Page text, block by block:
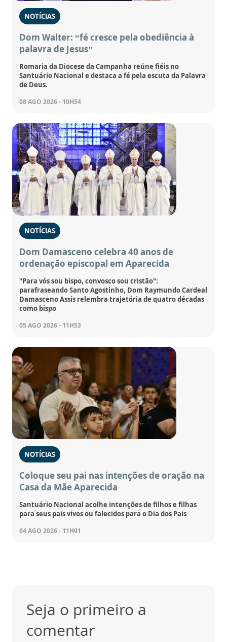
NOTÍCIAS
Dom Walter: “fé cresce pela obediência à
palavra de Jesus”
Romaria da Diocese da Campanha reúne fiéis no
Santuário Nacional e destaca a fé pela escuta da Palavra
de Deus.
08 AGO 2026 - 10H54
NOTÍCIAS
Dom Damasceno celebra 40 anos de
ordenação episcopal em Aparecida
"Para vós sou bispo, convosco sou cristão":
parafraseando Santo Agostinho, Dom Raymundo Cardeal
Damasceno Assis relembra trajetória de quatro décadas
como bispo
05 AGO 2026 - 11H53
NOTÍCIAS
Coloque seu pai nas intenções de oração na
Casa da Mãe Aparecida
Santuário Nacional acolhe intenções de filhos e filhas
para seus pais vivos ou falecidos para o Dia dos Pais
04 AGO 2026 - 11H01
Seja o primeiro a
comentar